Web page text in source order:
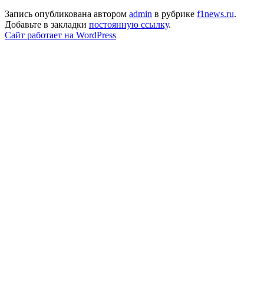
Запись опубликована автором admin в рубрике f1news.ru.
Добавьте в закладки постоянную ссылку.
Сайт работает на WordPress